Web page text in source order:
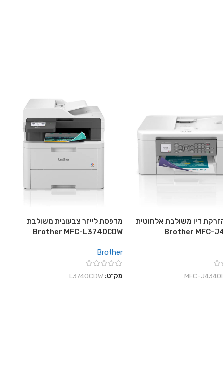
דיו משולבת אלחוטית
Brother MFC-
‎MFC-
מדפסת לייזר צבעונית משולבת
Brother MFC-L3740CDW
Brother
מק"ט: L3740CDW